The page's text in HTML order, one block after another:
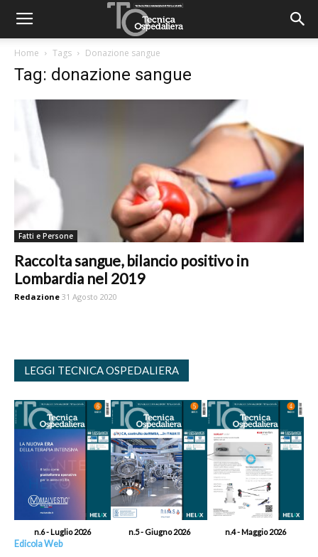
Home Tags Donazione sangue
Tag: donazione sangue
Fatti e Persone
Raccolta sangue, bilancio positivo in
Lombardia nel 2019
Redazione 31 Agosto 2020
LEGGI TECNICA OSPEDALIERA
n.6 - Luglio 2026 n.5 - Giugno 2026 n.4 - Maggio 2026
Edicola Web